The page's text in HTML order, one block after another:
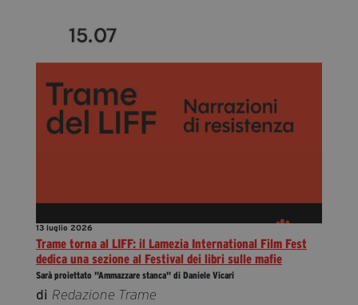
13 luglio 2026
Trame torna al LIFF: il Lamezia International Film Fest
dedica una sezione al Festival dei libri sulle mafie
Sarà proiettato "Ammazzare stanca" di Daniele Vicari
di Redazione Trame